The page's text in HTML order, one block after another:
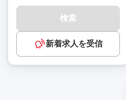
検索
新着求人を受信